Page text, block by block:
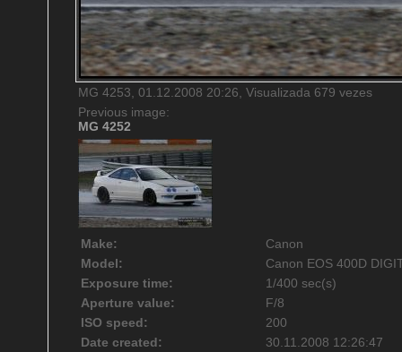
MG 4253, 01.12.2008 20:26, Visualizada 679 vezes
Previous image:
MG 4252
Make:
Canon
Model:
Canon EOS 400D
Exposure time:
1/400 sec(s)
Aperture value:
F/8
ISO speed:
200
Date created:
30.11.2008 12:26:47